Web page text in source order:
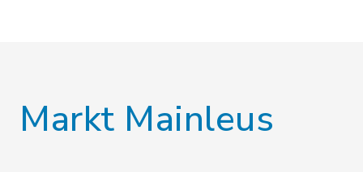
Markt Mainleus